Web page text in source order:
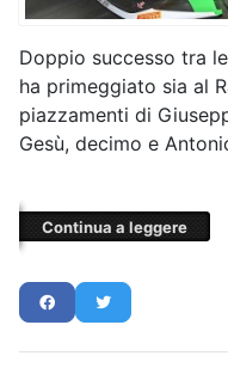
Doppio successo tra
ha primeggiato sia al
piazzamenti di
Gesù, decimo e
Continua a leggere